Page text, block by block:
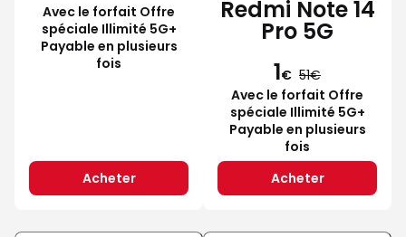
Avec le forfait Offre
spéciale Illimité 5G+
Payable en plusieurs
fois
Acheter
Redmi Note 14
Pro 5G
1€ 51
Avec le forfait Offre
spéciale Illimité 5G+
Payable en plusieurs
fois
Acheter